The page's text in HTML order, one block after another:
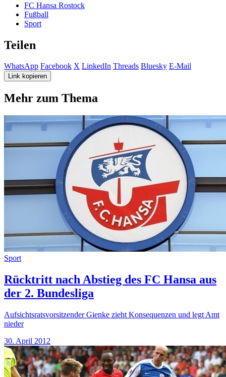
FC Hansa Rostock
Fußball
Sport
Teilen
WhatsApp Facebook X LinkedIn Threads Bluesky E-Mail
Link kopieren
Mehr zum Thema
Sport
Rücktritt nach Abstieg des FC Hansa aus
der 2. Bundesliga
Aufsichtsratsvorsitzender Gienke zieht Konsequenzen und legt Amt
nieder
30. April 2012